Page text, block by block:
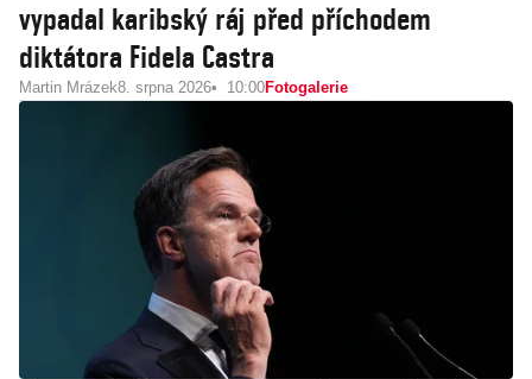
vypadal karibský ráj před příchodem
diktátora Fidela Castra
Martin Mrázek8. srpna 2026 10:00Fotogalerie